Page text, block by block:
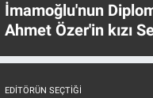
İmamoğlu'nun
Ahmet Özer'in kızı
EDITÖRÜN SEÇTIĞI